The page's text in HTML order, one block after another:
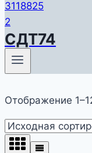
СДТ74
Отображение